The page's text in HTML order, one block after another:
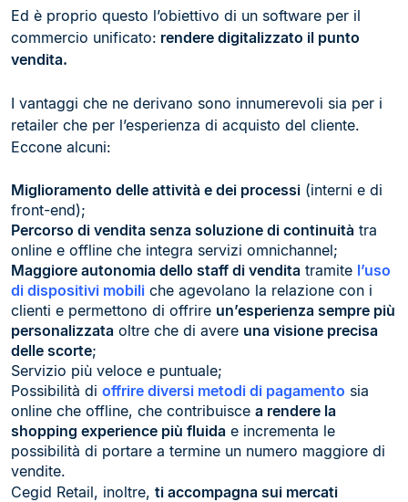
Ed è proprio questo l’obiettivo di un software per il
commercio unificato: rendere digitalizzato il punto
vendita.
I vantaggi che ne derivano sono innumerevoli sia per i
retailer che per l’esperienza di acquisto del cliente.
Eccone alcuni:
Miglioramento delle attività e dei processi (interni e di
front-end);
Percorso di vendita senza soluzione di continuità tra
online e offline che integra servizi omnichannel;
Maggiore autonomia dello staff di vendita tramite l’uso
di dispositivi mobili che agevolano la relazione con i
clienti e permettono di offrire un’esperienza sempre più
personalizzata oltre che di avere una visione precisa
delle scorte;
Servizio più veloce e puntuale;
Possibilità di offrire diversi metodi di pagamento sia
online che offline, che contribuisce a rendere la
shopping experience più fluida e incrementa le
possibilità di portare a termine un numero maggiore di
vendite.
Cegid Retail, inoltre, ti accompagna sui mercati